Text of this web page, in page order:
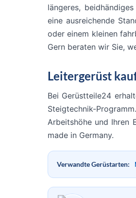
längeres,
eine ausreichende
oder einem kleinen
Gern beraten wir Sie,
Leitergerüst
Bei Gerüstteile24
Steigtechnik-
Arbeitshöhe und Ihren
made in Germany.
Verwandte Gerüstarten: